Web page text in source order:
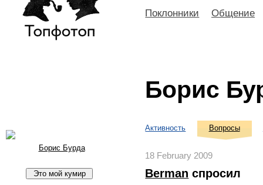
Поклонники Общение
Борис
Борис Бурда
Активность Вопросы
18 February 2009
Berman спросил